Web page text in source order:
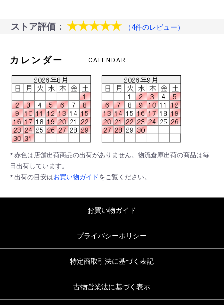
ストア評価： ★★★★★ （4件のレビュー）
カレンダー CALENDAR
* 赤色は店舗出荷商品の出荷がありません。物流倉庫出荷の商品は毎
日出荷しています。
* 出荷の目安はお買い物ガイドをご覧ください。
お買い物ガイド
プライバシーポリシー
特定商取引法に基づく表記
古物営業法に基づく表示